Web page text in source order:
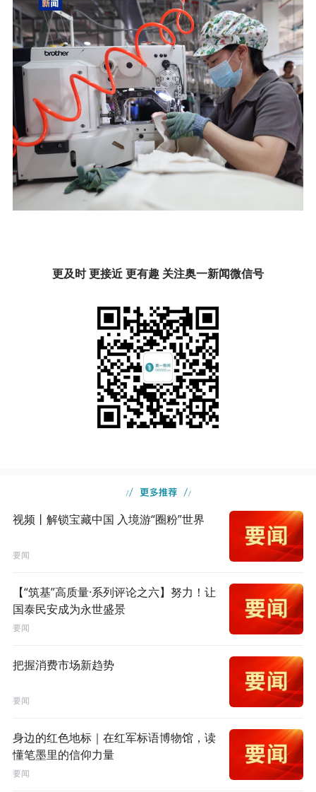
更及时 更接近 更有趣 关注奥一新闻微信号
视频丨解锁宝藏中国 入境游“圈粉”世界
要闻
【“筑基”高质量·系列评论之六】努力！让
国泰民安成为永世盛景
要闻
把握消费市场新趋势
要闻
身边的红色地标｜在红军标语博物馆，读
懂笔墨里的信仰力量
要闻